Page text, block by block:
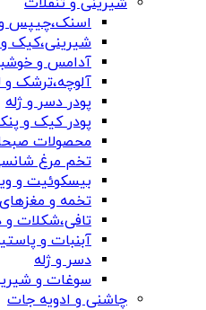
اسنک،چیپس
شیرینی،کیک و
آدامس و
آلوچه،ترشک
پودر دسر و ژله
پودر کیک و
محصولات
تخم مرغ
بیسکوئیت و
تخمه و
تافی،شکلات و
آبنبات و
دسر و ژله
سوغات و
چاشنی و ادویه جات